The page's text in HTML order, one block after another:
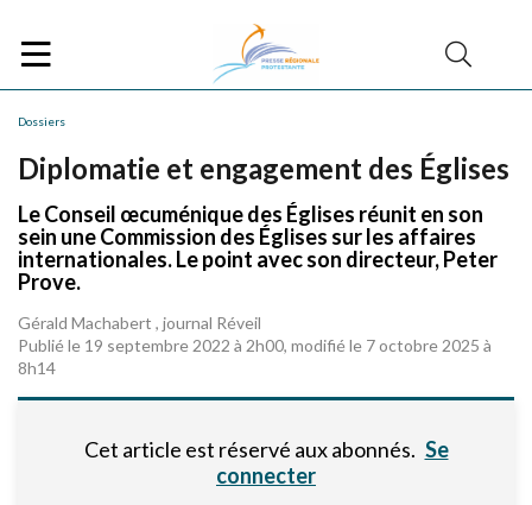
Dossiers
Diplomatie et engagement des Églises
Le Conseil œcuménique des Églises réunit en son
sein une Commission des Églises sur les affaires
internationales. Le point avec son directeur, Peter
Prove.
Gérald Machabert , journal Réveil
Publié le 19 septembre 2022 à 2h00, modifié le 7 octobre 2025 à
8h14
Cet article est réservé aux abonnés. Se
connecter